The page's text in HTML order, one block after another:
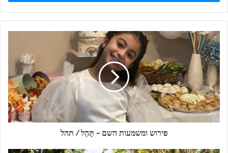
שלך
פירוש ומשמעות השם - תָּהֶל / תהל